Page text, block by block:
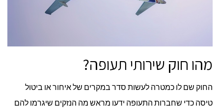
מהו חוק שירותי תעופה?
החוק שם לו כמטרה לעשות סדר במקרים של איחור או ביטול
טיסה כדי שחברות התעופה ידעו מראש מה הנזקים שיגרמו להם